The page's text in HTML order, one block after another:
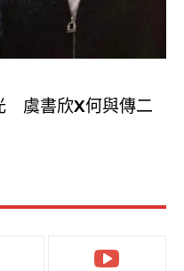
虞書欣X何與傳二